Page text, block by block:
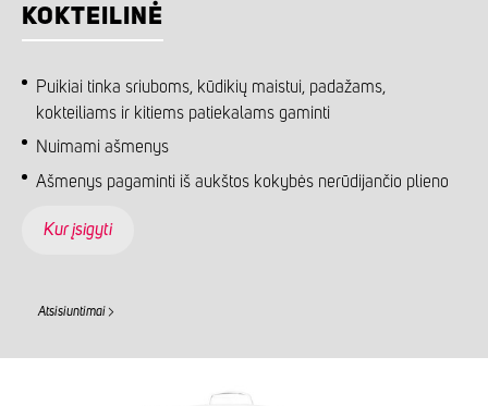
KOKTEILINĖ
Puikiai tinka sriuboms, kūdikių maistui, padažams,
kokteiliams ir kitiems patiekalams gaminti
Nuimami ašmenys
Ašmenys pagaminti iš aukštos kokybės nerūdijančio plieno
Kur įsigyti
Atsisiuntimai